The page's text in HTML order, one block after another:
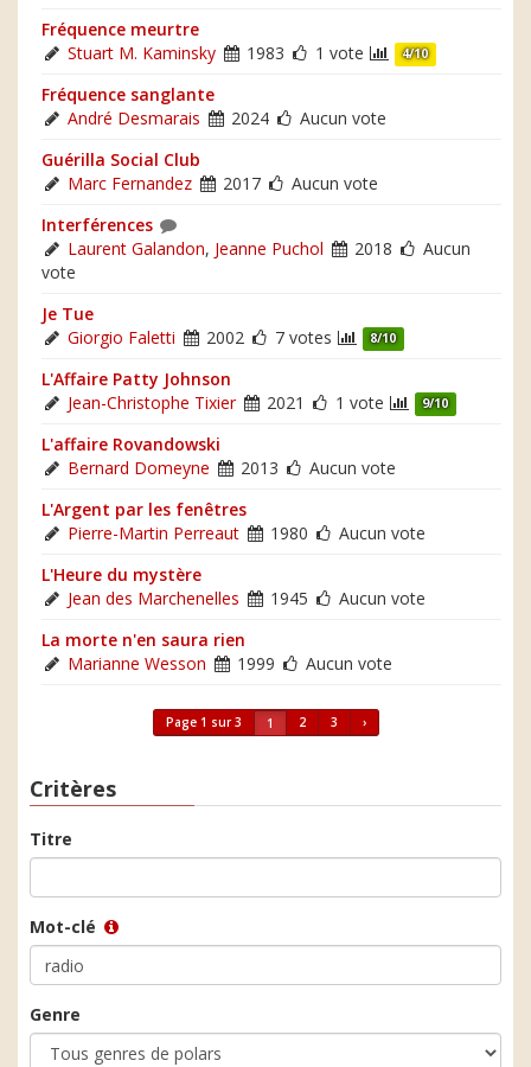
Fréquence meurtre
Stuart M. Kaminsky
1983 1 vote 4/10
Fréquence sanglante
André Desmarais
2024
Aucun vote
Guérilla Social Club
Marc Fernandez
2017
Aucun vote
Interférences
Laurent Galandon, Jeanne Puchol 2018
Aucun
vote
Je Tue
Giorgio Faletti
2002 7 votes 8/10
L'Affaire Patty Johnson
Jean-Christophe Tixier
2021 1 vote 9/10
L'affaire Rovandowski
Bernard Domeyne
2013
Aucun vote
L'Argent par les fenêtres
Pierre-Martin Perreaut
1980
Aucun vote
L'Heure du mystère
Jean des Marchenelles
1945
Aucun vote
La morte n'en saura rien
Marianne Wesson
1999 Aucun vote
Page 1 sur 3 1 2 3 ›
Critères
Titre
Mot-clé
Genre